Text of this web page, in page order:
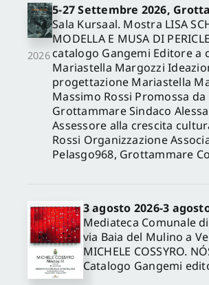
2026
5-27 Settembre 2026,
Sala Kursaal. Mostra LISA
MODELLA E MUSA DI
catalogo Gangemi Editore a
Mariastella Margozzi
progettazione Mariastella
Massimo Rossi Promossa
Grottammare Sindaco
Assessore alla crescita
Rossi Organizzazione
Pelasgo968, Grottammare
3 agosto 2026-3
Mediateca Comunale
via Baia del Mulino a
MICHELE COSSYRO.
Catalogo Gangemi